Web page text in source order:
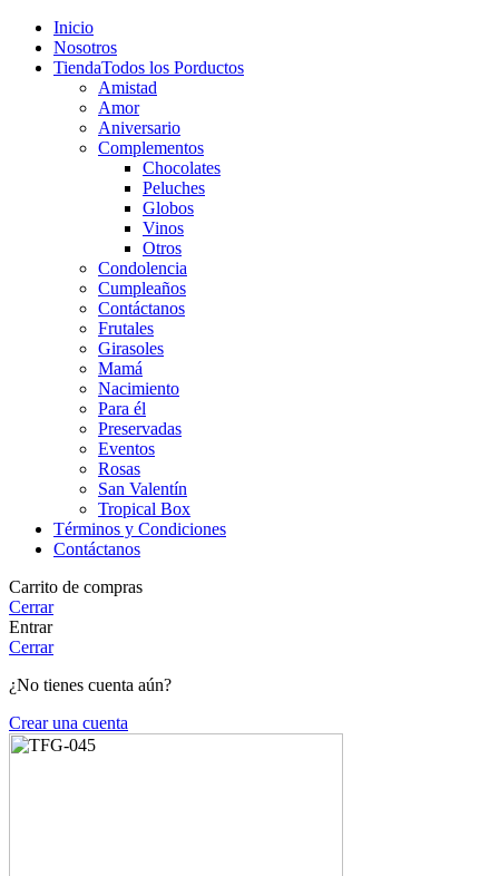
Inicio
Nosotros
TiendaTodos los Porductos
Amistad
Amor
Aniversario
Complementos
Chocolates
Peluches
Globos
Vinos
Otros
Condolencia
Cumpleaños
Contáctanos
Frutales
Girasoles
Mamá
Nacimiento
Para él
Preservadas
Eventos
Rosas
San Valentín
Tropical Box
Términos y Condiciones
Contáctanos
Carrito de compras
Cerrar
Entrar
Cerrar
¿No tienes cuenta aún?
Crear una cuenta